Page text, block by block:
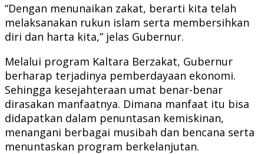
“Dengan menunaikan zakat, berarti kita telah
melaksanakan rukun islam serta membersihkan
diri dan harta kita,” jelas Gubernur.
Melalui program Kaltara Berzakat, Gubernur
berharap terjadinya pemberdayaan ekonomi.
Sehingga kesejahteraan umat benar-benar
dirasakan manfaatnya. Dimana manfaat itu bisa
didapatkan dalam penuntasan kemiskinan,
menangani berbagai musibah dan bencana serta
menuntaskan program berkelanjutan.